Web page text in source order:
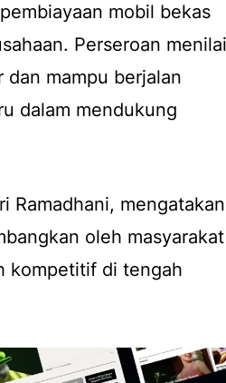
mobil bekas
Perseroan menilai
mampu berjalan
dalam mendukung
Ramadhani, mengatakan
oleh masyarakat
kompetitif di tengah